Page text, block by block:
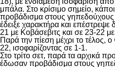
μπάλα. Στο κρίσιμο σημείο,
προβάδισμα στους
έδειξε χαρακτήρα και
21 με Κοβάσεβιτς και σε 23-22
Παρά την πίεση μέχρι το τέλος,
22, ισοφαρίζοντας σε 1-1.
Στο τρίτο σετ, παρά τα αρχικά
έδωσαν προβάδισμα στους